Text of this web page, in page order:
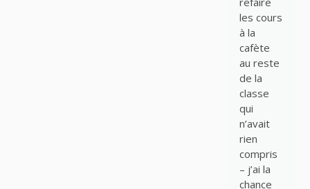
les cours
à la
cafète
au reste
de la
classe
qui
n’avait
rien
compris
– j’ai la
chance